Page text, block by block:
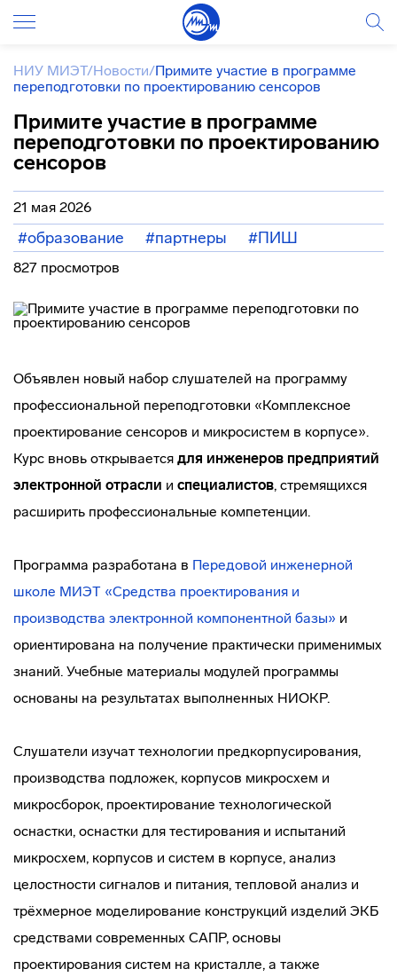
НИУ МИЭТ/Новости/Примите участие в программе
переподготовки по проектированию сенсоров
Примите участие в программе
переподготовки по проектированию
сенсоров
21 мая 2026
#образование #партнеры #ПИШ
827 просмотров
Объявлен новый набор слушателей на программу
профессиональной переподготовки «Комплексное
проектирование сенсоров и микросистем в корпусе».
Курс вновь открывается для инженеров предприятий
электронной отрасли и специалистов, стремящихся
расширить профессиональные компетенции.
Программа разработана в Передовой инженерной
школе МИЭТ «Средства проектирования и
производства электронной компонентной базы» и
ориентирована на получение практически применимых
знаний. Учебные материалы модулей программы
основаны на результатах выполненных НИОКР.
Слушатели изучат технологии предкорпусирования,
производства подложек, корпусов микросхем и
микросборок, проектирование технологической
оснастки, оснастки для тестирования и испытаний
микросхем, корпусов и систем в корпусе, анализ
целостности сигналов и питания, тепловой анализ и
трёхмерное моделирование конструкций изделий ЭКБ
средствами современных САПР, основы
проектирования систем на кристалле, а также